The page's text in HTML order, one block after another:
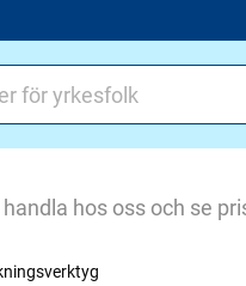
hos oss och se